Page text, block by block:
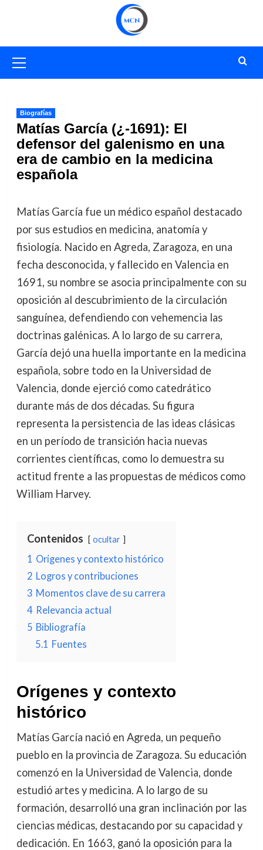
primario
Biografías
Matías García (¿-1691): El
defensor del galenismo en una
era de cambio en la medicina
española
Matías García fue un médico español destacado
por sus estudios en medicina, anatomía y
fisiología. Nacido en Agreda, Zaragoza, en una
fecha desconocida, y fallecido en Valencia en
1691, su nombre se asocia principalmente con su
oposición al descubrimiento de la circulación
sanguínea, defendiendo con vehemencia las
doctrinas galénicas. A lo largo de su carrera,
García dejó una huella importante en la medicina
española, sobre todo en la Universidad de
Valencia, donde ejerció como catedrático
durante más de dos décadas. Su figura
representa la persistencia de las ideas clásicas
en un período de transición hacia nuevas
corrientes científicas, como lo demuestra su
actitud frente a las propuestas de médicos como
William Harvey.
Contenidos ocultar
1 Orígenes y contexto histórico
2 Logros y contribuciones
3 Momentos clave de su carrera
4 Relevancia actual
5 Bibliografía
5.1 Fuentes
Orígenes y contexto
histórico
Matías García nació en Agreda, un pequeño
pueblo en la provincia de Zaragoza. Su educación
comenzó en la Universidad de Valencia, donde
estudió artes y medicina. A lo largo de su
formación, desarrolló una gran inclinación por las
ciencias médicas, destacando por su capacidad y
dedicación. En 1663, ganó la oposición para la